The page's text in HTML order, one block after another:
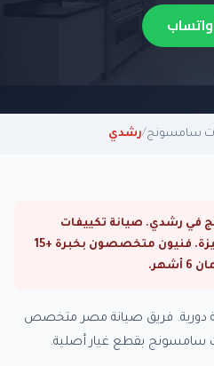
سامسونج/رشدي
في رشدي. صيانة تكييفات
سامسونج في القاهرة والجيزة. فنيون متخصصون بخبرة +15
دورية. فريق صيانة مصر متخصص
سامسونج بقطع غيار أصلية.